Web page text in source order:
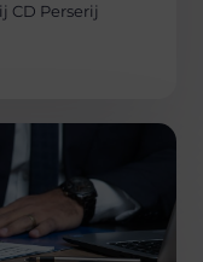
CD Perserij